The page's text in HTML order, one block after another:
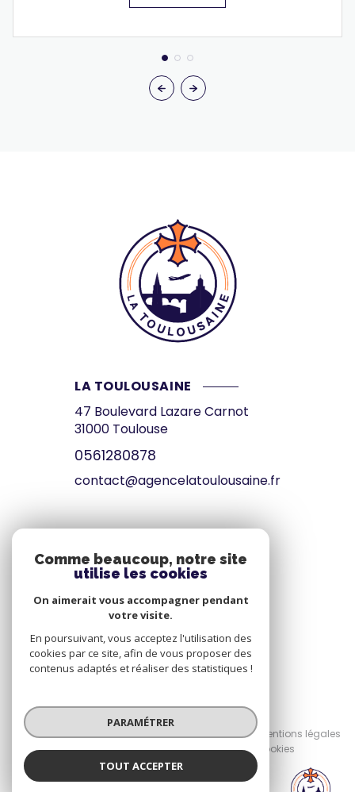
LA TOULOUSAINE
LA TOULOUSAINE
47 Boulevard Lazare Carnot
31000 Toulouse
0561280878
contact@agencelatoulousaine.fr
Espace propriétaire
© 2026 | Tous droits réservés
Nos honoraires
Nos partenaires
Mentions légales
Admin
Politique RGPD Cookies
Réalisé par :
Comme beaucoup, notre site
utilise les cookies
On aimerait vous accompagner pendant
votre visite.
En poursuivant, vous acceptez l'utilisation des
cookies par ce site, afin de vous proposer des
contenus adaptés et réaliser des statistiques !
PARAMÉTRER
TOUT ACCEPTER